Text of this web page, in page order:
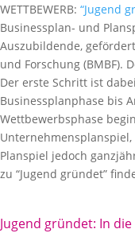
WETTBEWERB: “Jugend
Businessplan- und
Auszubildende,
und Forschung (BMBF).
Der erste Schritt ist
Businessplanphase bis
Wettbewerbsphase
Planspiel jedoch
zu “Jugend gründet”
Jugend gründet: In